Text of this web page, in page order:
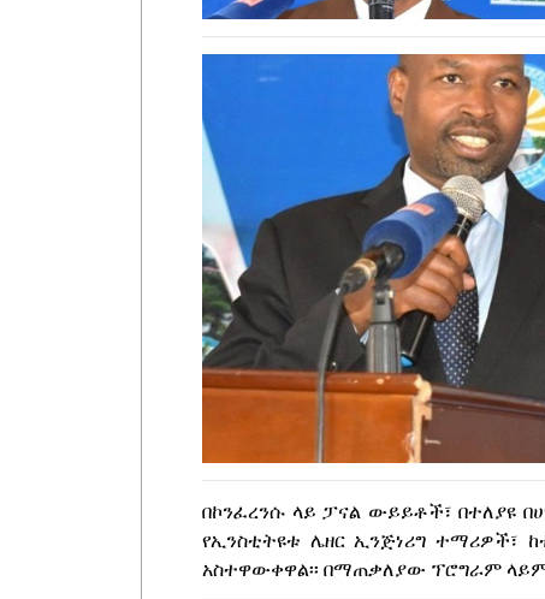
በኮንፈረንሱ ላይ ፓናል ውይይቶች፣ በተለያዩ
የኢንስቲትዩቱ ሌዘር ኢንጅነሪግ
አስተዋውቀዋል፡፡ በማጠቃለያው ፕሮግራም ላይም